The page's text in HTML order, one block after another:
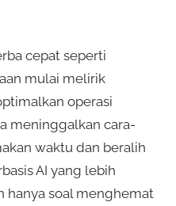
cepat seperti
mulai melirik
operasi
meninggalkan cara-
waktu dan beralih
AI yang lebih
hanya soal menghemat